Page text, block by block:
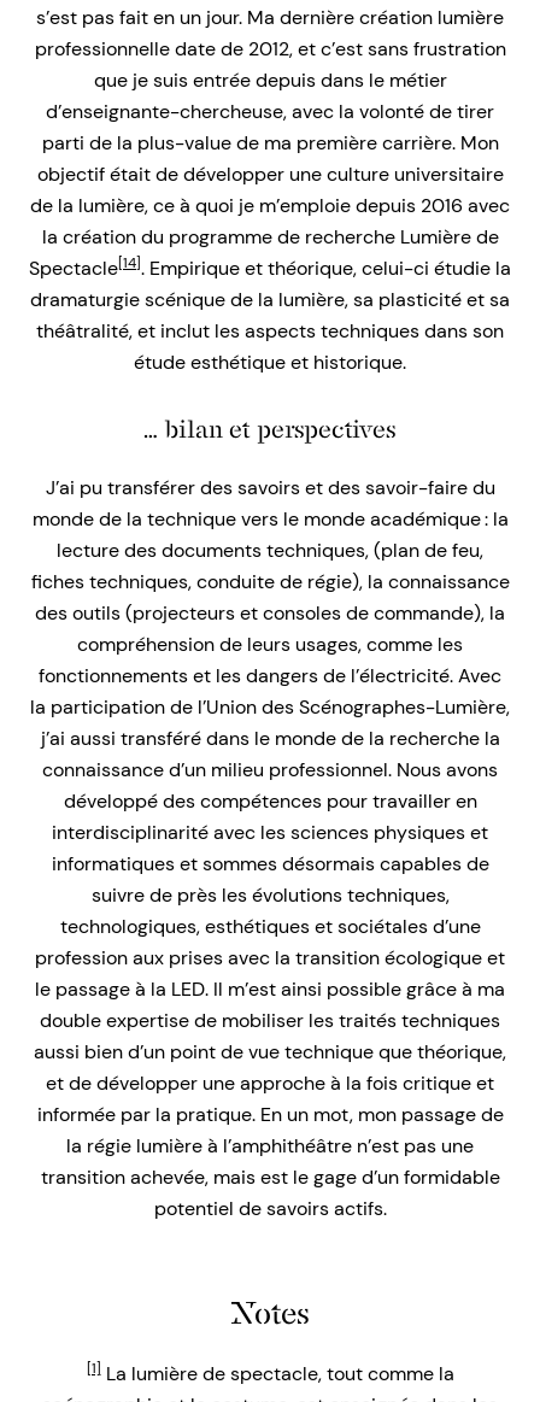
s’est pas fait en un jour. Ma dernière création lumière
professionnelle date de 2012, et c’est sans frustration
que je suis entrée depuis dans le métier
d’enseignante-chercheuse, avec la volonté de tirer
parti de la plus-value de ma première carrière. Mon
objectif était de développer une culture universitaire
de la lumière, ce à quoi je m’emploie depuis 2016 avec
la création du programme de recherche Lumière de
Spectacle[14]. Empirique et théorique, celui-ci étudie la
dramaturgie scénique de la lumière, sa plasticité et sa
théâtralité, et inclut les aspects techniques dans son
étude esthétique et historique.
… bilan et perspectives
J’ai pu transférer des savoirs et des savoir-faire du
monde de la technique vers le monde académique : la
lecture des documents techniques, (plan de feu,
fiches techniques, conduite de régie), la connaissance
des outils (projecteurs et consoles de commande), la
compréhension de leurs usages, comme les
fonctionnements et les dangers de l’électricité. Avec
la participation de l’Union des Scénographes-Lumière,
j’ai aussi transféré dans le monde de la recherche la
connaissance d’un milieu professionnel. Nous avons
développé des compétences pour travailler en
interdisciplinarité avec les sciences physiques et
informatiques et sommes désormais capables de
suivre de près les évolutions techniques,
technologiques, esthétiques et sociétales d’une
profession aux prises avec la transition écologique et
le passage à la LED. Il m’est ainsi possible grâce à ma
double expertise de mobiliser les traités techniques
aussi bien d’un point de vue technique que théorique,
et de développer une approche à la fois critique et
informée par la pratique. En un mot, mon passage de
la régie lumière à l’amphithéâtre n’est pas une
transition achevée, mais est le gage d’un formidable
potentiel de savoirs actifs.
Notes
[1]La lumière de spectacle, tout comme la